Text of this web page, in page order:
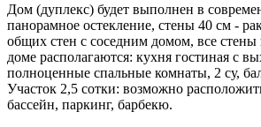
Дом (дуплекс) будет выполнен в
панорамное остекление, стены 40 см -
общих стен с соседним домом, все
доме располагаются: кухня гостиная с
полноценные спальные комнаты, 2 су,
Участок 2,5 сотки: возможно
бассейн, паркинг, барбекю.